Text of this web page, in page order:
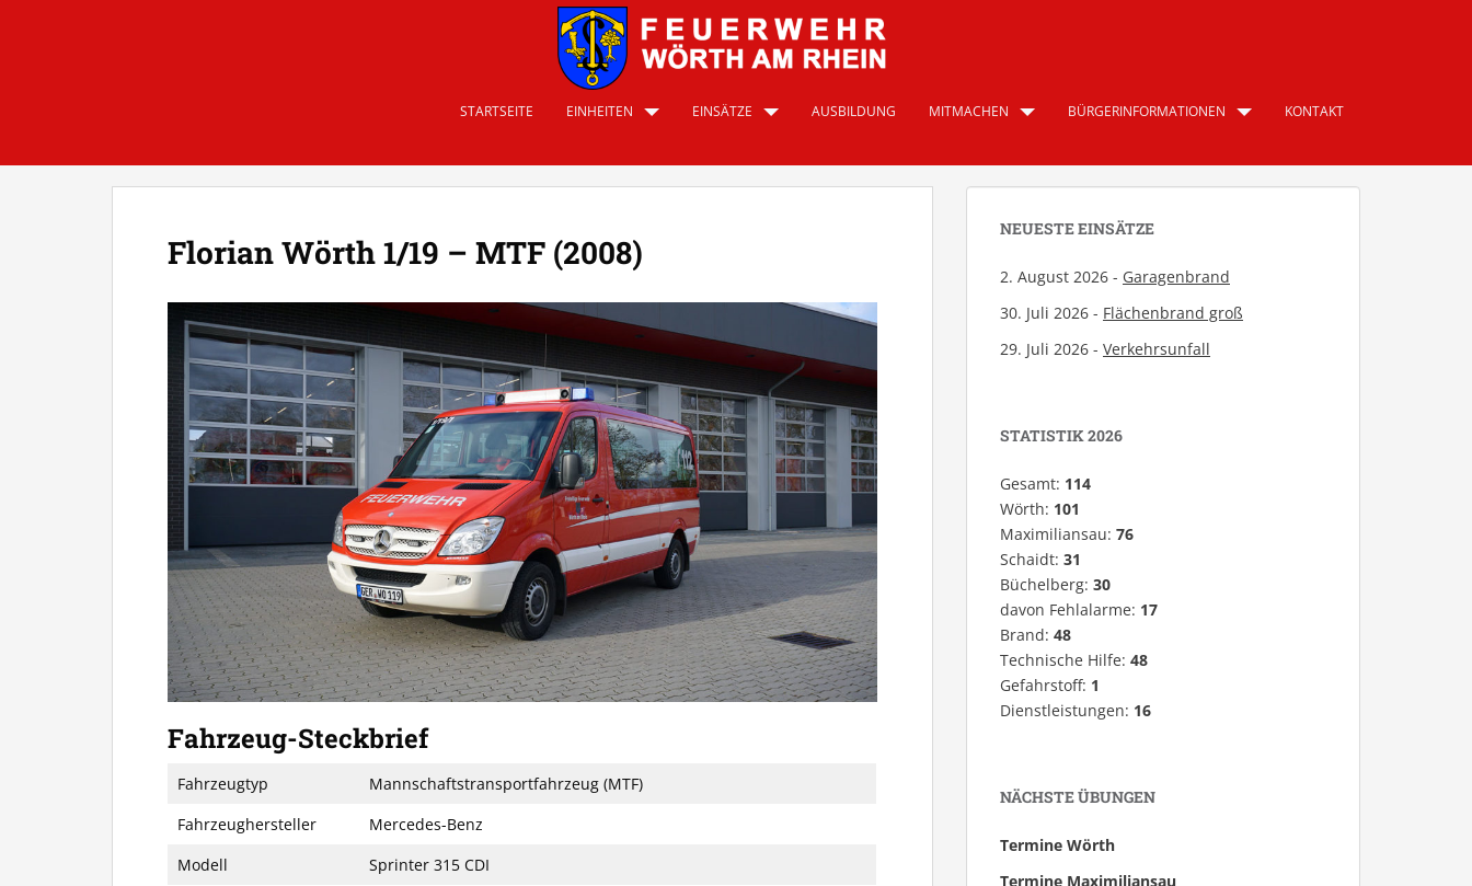
STARTSEITE EINHEITEN EINSÄTZE AUSBILDUNG MITMACHEN BÜRGERINFORMATIONEN KONTAKT
Florian Wörth 1/19 – MTF (2008)
Fahrzeug-Steckbrief
Fahrzeugtyp
Mannschaftstransportfahrzeug (MTF)
Fahrzeughersteller
Mercedes-Benz
Modell
Sprinter 315 CDI
NEUESTE EINSÄTZE
2. August 2026 - Garagenbrand
30. Juli 2026 - Flächenbrand groß
29. Juli 2026 - Verkehrsunfall
STATISTIK 2026
Gesamt: 114
Wörth: 101
Maximiliansau: 76
Schaidt: 31
Büchelberg: 30
davon Fehlalarme: 17
Brand: 48
Technische Hilfe: 48
Gefahrstoff: 1
Dienstleistungen: 16
NÄCHSTE ÜBUNGEN
Termine Wörth
Termine Maximiliansau